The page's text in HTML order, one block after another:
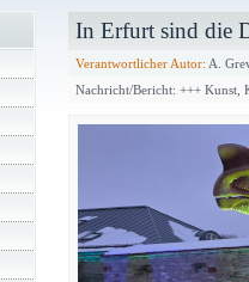
In Erfurt sind die
Verantwortlicher Autor: A.
Nachricht/Bericht: +++ Kunst,